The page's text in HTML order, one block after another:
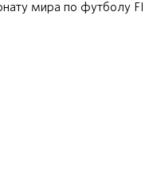
мира по футболу